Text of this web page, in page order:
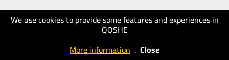
We use cookies to provide some features and experiences in
QOSHE
More information . Close